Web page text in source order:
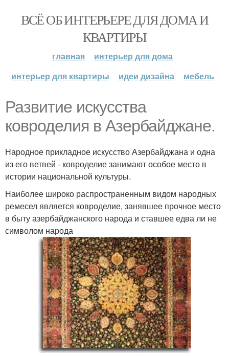
ВСЁ ОБ ИНТЕРЬЕРЕ ДЛЯ ДОМА И
КВАРТИРЫ
главная
интерьер для дома
интерьер для квартиры
идеи дизайна мебель
Развитие искусства
ковроделия в Азербайджане.
Народное прикладное искусство Азербайджана и одна
из его ветвей - ковроделие занимают особое место в
истории национальной культуры.
Наиболее широко распространенным видом народных
ремесел является ковроделие, занявшее прочное место
в быту азербайджанского народа и ставшее едва ли не
символом народа